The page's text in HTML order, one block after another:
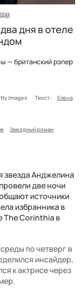
дня в отеле
— британский рэпер
Images Текст:
Елена
Звездный роман
звезда Анджелина
две ночи
источники
избранника в
The Corinthia в
по четверг в
инсайдер,
к актрисе через